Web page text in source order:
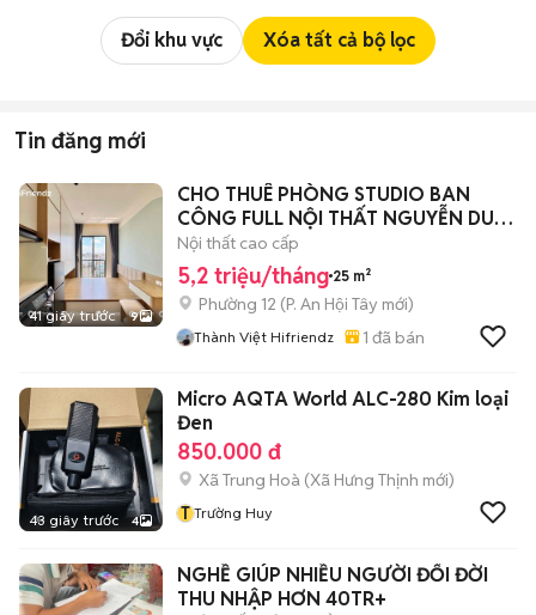
Đổi khu vực Xóa tất cả bộ lọc
Tin đăng mới
41 giây trước 9
CHO THUÊ PHÒNG STUDIO BAN
CÔNG FULL NỘI THẤT NGUYỄN DUY
CUNG
Nội thất cao cấp
5,2 triệu/tháng 25 m²
Phường 12 (P. An Hội Tây mới)
Thành Việt Hifriendz 1 đã bán
43 giây trước 4
Micro AQTA World ALC-280 Kim loại
Đen
850.000 đ
Xã Trung Hoà (Xã Hưng Thịnh mới)
T Trường Huy
NGHỀ GIÚP NHIỀU NGƯỜI ĐỔI ĐỜI
THU NHẬP HƠN 40TR+